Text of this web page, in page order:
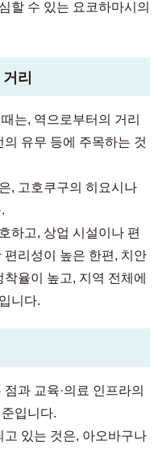
할 수 있는 요코하마시의
리
는, 역으로부터의 거리
유무 등에 주목하는 것
, 고호쿠구의 히요시나
하고, 상업 시설이나 편
리성이 높은 한편, 치안
율이 높고, 지역 전체에
니다.
과 교육·의료 인프라의
입니다.
있는 것은, 아오바구나
자 전용